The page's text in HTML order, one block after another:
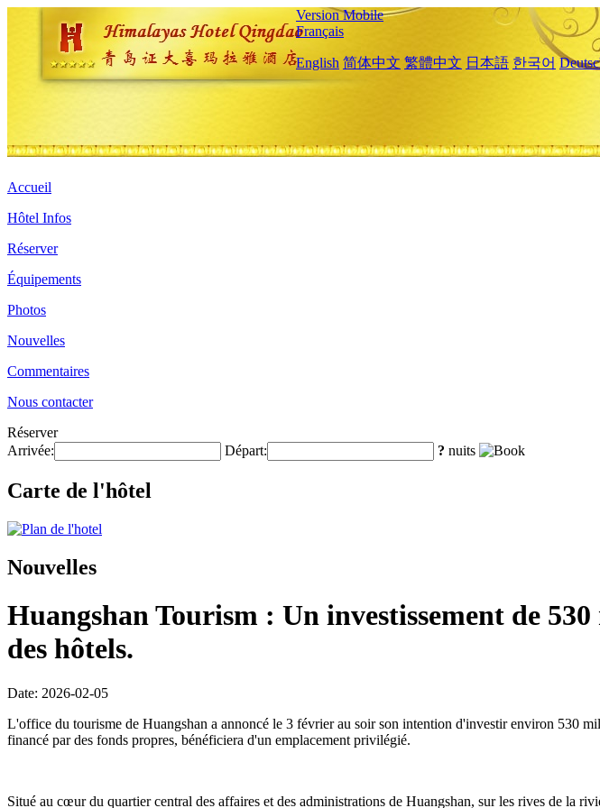
Version Mobile
Français
English 简体中文 繁體中文 日本語 한국어
Accueil
Hôtel Infos
Réserver
Équipements
Photos
Nouvelles
Commentaires
Nous contacter
Réserver
Arrivée:
Départ: ? nuits
Carte de l'hôtel
Nouvelles
Huangshan Tourism : Un investissement de
des hôtels.
Date: 2026-02-05
L'office du tourisme de Huangshan a annoncé le 3 février au soir son intention d'investir environ 530
financé par des fonds propres, bénéficiera d'un emplacement privilégié.
Situé au cœur du quartier central des affaires et des administrations de Huangshan, sur les rives de la